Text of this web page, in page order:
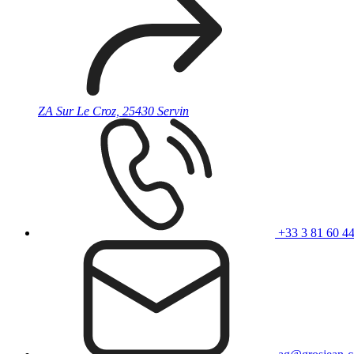
ZA Sur Le Croz, 25430 Servin
+33 3 81 60